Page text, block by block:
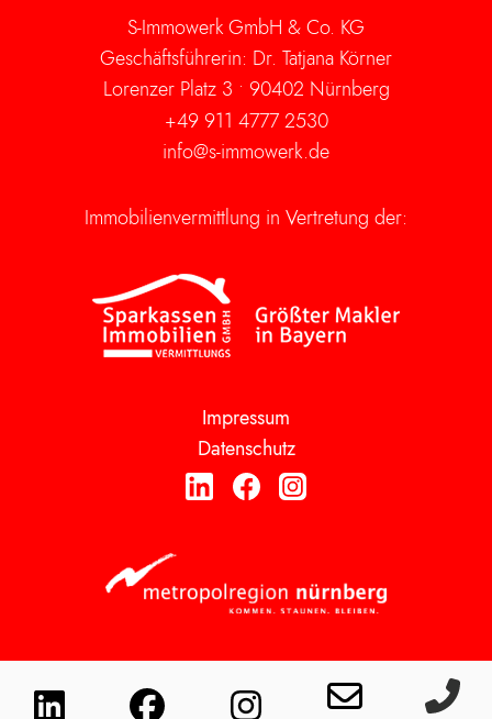
S-Immowerk GmbH & Co. KG
Geschäftsführerin: Dr. Tatjana Körner
Lorenzer Platz 3 • 90402 Nürnberg
+49 911 4777 2530
info@s-immowerk.de
Immobilienvermittlung in Vertretung der:
Impressum
Datenschutz